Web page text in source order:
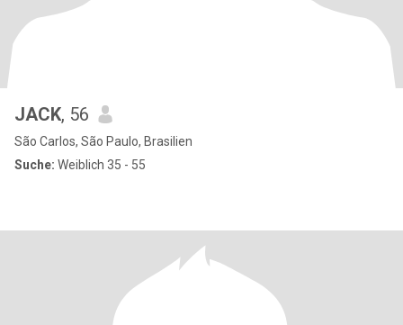
JACK, 56
São Carlos, São Paulo, Brasilien
Suche: Weiblich 35 - 55